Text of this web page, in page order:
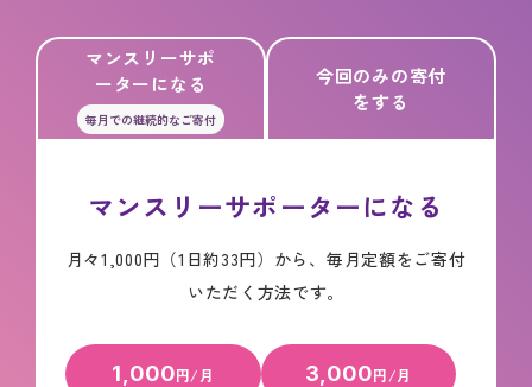
マンスリーサポ
ーターになる
毎月での継続的なご寄付
今回のみの寄付
をする
マンスリーサポーターになる
月々1,000円（1日約33円）から、毎月定額をご寄付
いただく方法です。
1,000円/月 3,000円/月